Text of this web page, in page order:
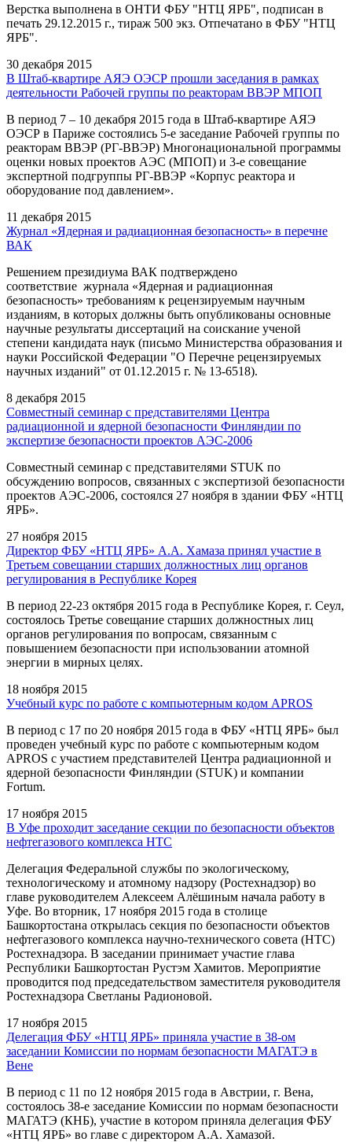
Верстка выполнена в ОНТИ ФБУ "НТЦ ЯРБ", подписан в
печать 29.12.2015 г., тираж 500 экз. Отпечатано в ФБУ "НТЦ
ЯРБ".
30 декабря 2015
В Штаб-квартире АЯЭ ОЭСР прошли заседания в рамках
деятельности Рабочей группы по реакторам ВВЭР МПОП
В период 7 – 10 декабря 2015 года в Штаб-квартире АЯЭ
ОЭСР в Париже состоялись 5-е заседание Рабочей группы по
реакторам ВВЭР (РГ-ВВЭР) Многонациональной программы
оценки новых проектов АЭС (МПОП) и 3-е совещание
экспертной подгруппы РГ-ВВЭР «Корпус реактора и
оборудование под давлением».
11 декабря 2015
Журнал «Ядерная и радиационная безопасность» в перечне
ВАК
Решением президиума ВАК подтверждено
соответствие журнала «Ядерная и радиационная
безопасность» требованиям к рецензируемым научным
изданиям, в которых должны быть опубликованы основные
научные результаты диссертаций на соискание ученой
степени кандидата наук (письмо Министерства образования и
науки Российской Федерации "О Перечне рецензируемых
научных изданий" от 01.12.2015 г. № 13-6518).
8 декабря 2015
Совместный семинар с представителями Центра
радиационной и ядерной безопасности Финляндии по
экспертизе безопасности проектов АЭС-2006
Совместный семинар с представителями STUK по
обсуждению вопросов, связанных с экспертизой безопасности
проектов АЭС-2006, состоялся 27 ноября в здании ФБУ «НТЦ
ЯРБ».
27 ноября 2015
Директор ФБУ «НТЦ ЯРБ» А.А. Хамаза принял участие в
Третьем совещании старших должностных лиц органов
регулирования в Республике Корея
В период 22-23 октября 2015 года в Республике Корея, г. Сеул,
состоялось Третье совещание старших должностных лиц
органов регулирования по вопросам, связанным с
повышением безопасности при использовании атомной
энергии в мирных целях.
18 ноября 2015
Учебный курс по работе с компьютерным кодом APROS
В период c 17 по 20 ноября 2015 года в ФБУ «НТЦ ЯРБ» был
проведен учебный курс по работе с компьютерным кодом
APROS с участием представителей Центра радиационной и
ядерной безопасности Финляндии (STUK) и компании
Fortum.
17 ноября 2015
В Уфе проходит заседание секции по безопасности объектов
нефтегазового комплекса НТС
Делегация Федеральной службы по экологическому,
технологическому и атомному надзору (Ростехнадзор) во
главе руководителем Алексеем Алёшиным начала работу в
Уфе. Во вторник, 17 ноября 2015 года в столице
Башкортостана открылась секция по безопасности объектов
нефтегазового комплекса научно-технического совета (НТС)
Ростехнадзора. В заседании принимает участие глава
Республики Башкортостан Рустэм Хамитов. Мероприятие
проводится под председательством заместителя руководителя
Ростехнадзора Светланы Радионовой.
17 ноября 2015
Делегация ФБУ «НТЦ ЯРБ» приняла участие в 38-ом
заседании Комиссии по нормам безопасности МАГАТЭ в
Вене
В период с 11 по 12 ноября 2015 года в Австрии, г. Вена,
состоялось 38-е заседание Комиссии по нормам безопасности
МАГАТЭ (КНБ), участие в котором приняла делегация ФБУ
«НТЦ ЯРБ» во главе с директором А.А. Хамазой.